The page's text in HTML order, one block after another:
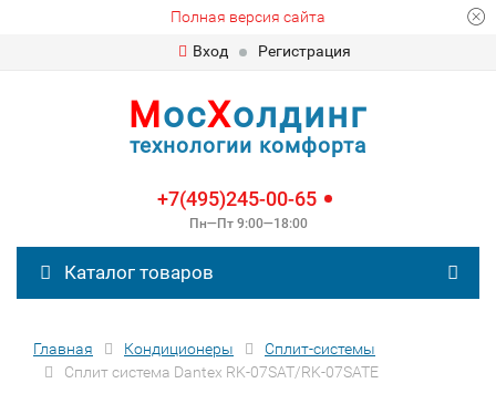
Полная версия сайта
Вход
Регистрация
МосХолдинг
технологии комфорта
+7(495)245-00-65
Пн—Пт 9:00—18:00
Каталог товаров
Главная Кондиционеры
Сплит-сиcтемы
Сплит система Dantex RK-07SAT/RK-07SATE